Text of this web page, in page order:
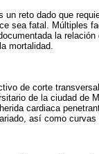
un reto dado que
sea fatal. Múltiples
la relación
mortalidad.
de corte
de la ciudad de
cardiaca
así como curvas